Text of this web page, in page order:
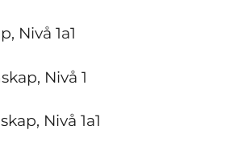
Nivå 1a1
Nivå 1
Nivå 1a1